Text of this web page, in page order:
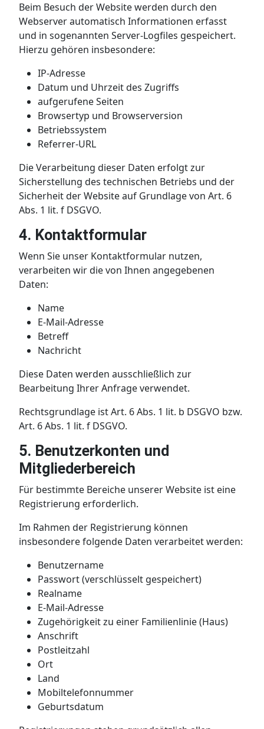
Beim Besuch der Website werden durch den
Webserver automatisch Informationen erfasst
und in sogenannten Server-Logfiles gespeichert.
Hierzu gehören insbesondere:
IP-Adresse
Datum und Uhrzeit des Zugriffs
aufgerufene Seiten
Browsertyp und Browserversion
Betriebssystem
Referrer-URL
Die Verarbeitung dieser Daten erfolgt zur
Sicherstellung des technischen Betriebs und der
Sicherheit der Website auf Grundlage von Art. 6
Abs. 1 lit. f DSGVO.
4. Kontaktformular
Wenn Sie unser Kontaktformular nutzen,
verarbeiten wir die von Ihnen angegebenen
Daten:
Name
E-Mail-Adresse
Betreff
Nachricht
Diese Daten werden ausschließlich zur
Bearbeitung Ihrer Anfrage verwendet.
Rechtsgrundlage ist Art. 6 Abs. 1 lit. b DSGVO bzw.
Art. 6 Abs. 1 lit. f DSGVO.
5. Benutzerkonten und
Mitgliederbereich
Für bestimmte Bereiche unserer Website ist eine
Registrierung erforderlich.
Im Rahmen der Registrierung können
insbesondere folgende Daten verarbeitet werden:
Benutzername
Passwort (verschlüsselt gespeichert)
Realname
E-Mail-Adresse
Zugehörigkeit zu einer Familienlinie (Haus)
Anschrift
Postleitzahl
Ort
Land
Mobiltelefonnummer
Geburtsdatum